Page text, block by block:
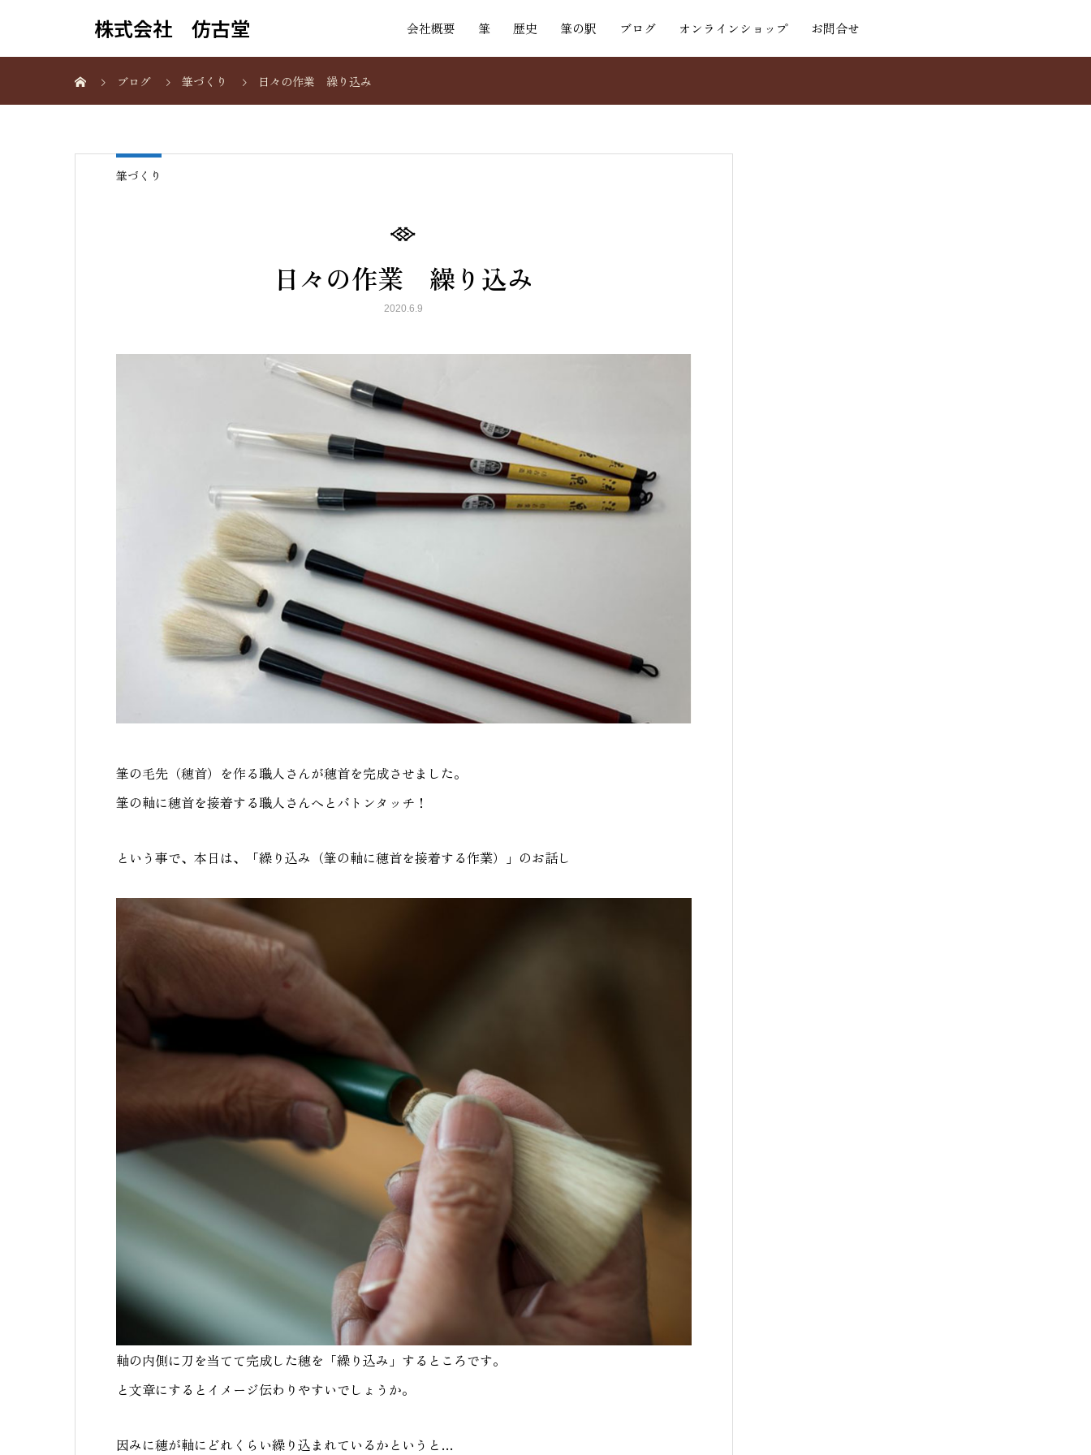
株式会社 仿古堂 会社概要 筆 歴史 筆の駅 ブログ オンラインショップ お問合せ
ブログ 筆づくり 日々の作業 繰り込み
筆づくり
日々の作業 繰り込み
2020.6.9
筆の毛先（穂首）を作る職人さんが穂首を完成させました。
筆の軸に穂首を接着する職人さんへとバトンタッチ！
という事で、本日は、「繰り込み（筆の軸に穂首を接着する作業）」のお話し
軸の内側に刀を当てて完成した穂を「繰り込み」するところです。
と文章にするとイメージ伝わりやすいでしょうか。
因みに穂が軸にどれくらい繰り込まれているかというと…